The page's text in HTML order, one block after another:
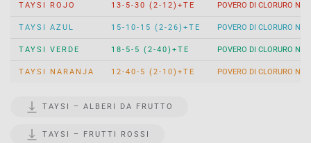
TAYSI ROJO 13-5-30 (2-12)+TE POVERO DI CLORURO
TAYSI AZUL 15-10-15 (2-26)+TE POVERO DI CLORURO
TAYSI VERDE 18-5-5 (2-40)+TE POVERO DI CLORURO
TAYSI NARANJA 12-40-5 (2-10)+TE POVERO DI CLORURO
TAYSI – ALBERI DA FRUTTO
TAYSI – FRUTTI ROSSI